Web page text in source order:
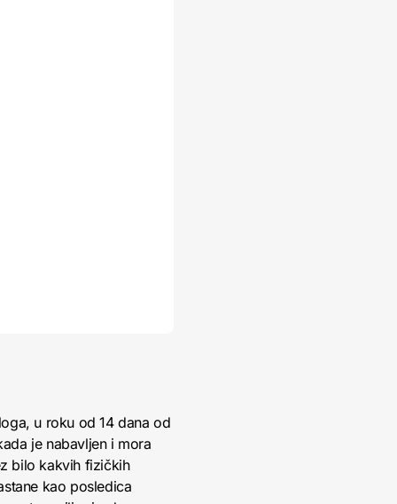
u roku od 14 dana od
je nabavljen i mora
bilo kakvih fizičkih
kao posledica